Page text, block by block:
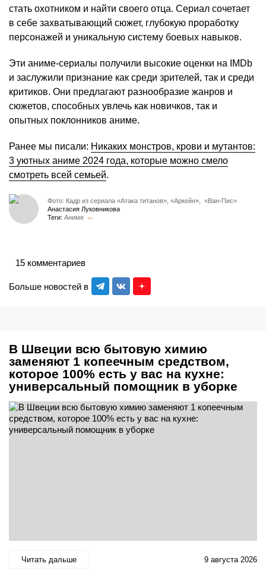
стать охотником и найти своего отца. Сериал сочетает
в себе захватывающий сюжет, глубокую проработку
персонажей и уникальную систему боевых навыков.
Эти аниме-сериалы получили высокие оценки на IMDb
и заслужили признание как среди зрителей, так и среди
критиков. Они предлагают разнообразие жанров и
сюжетов, способных увлечь как новичков, так и
опытных поклонников аниме.
Ранее мы писали: Никаких монстров, крови и мутантов:
3 уютных аниме 2024 года, которые можно смело
смотреть всей семьей.
Фото: Кадр из сериала «Атака титанов», «Аркейн», «Ван-Пис»
Анастасия Луковникова
Теги: Аниме
Больше новостей в
15 комментариев
В Швеции всю бытовую химию
заменяют 1 копеечным средством,
которое 100% есть у вас на кухне:
универсальный помощник в уборке
Читать дальше 9 августа 2026